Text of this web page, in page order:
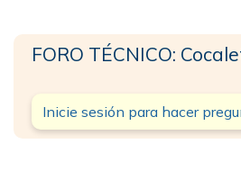
FORO TÉCNICO:
Inicie sesión para hacer